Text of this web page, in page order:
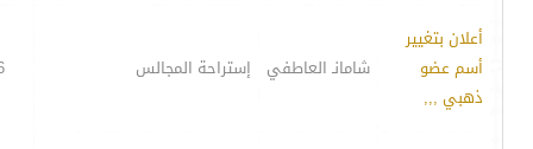
أعلان بتغيير
أسم عضو
ذهبي ,,,
شامانـ العاطفي إستراحة المجالس